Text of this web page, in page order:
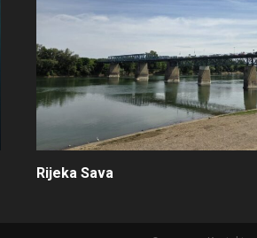
Rijeka Sava